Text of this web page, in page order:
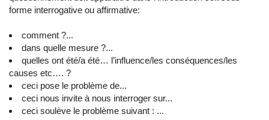
forme interrogative ou affirmative:
comment ?...
dans quelle mesure ?...
quelles ont été/a été… l’influence/les conséquences/les
causes etc…. ?
ceci pose le problème de...
ceci nous invite à nous interroger sur...
ceci soulève le problème suivant : ...